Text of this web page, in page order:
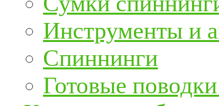
Инструменты и
Спиннинги
Готовые